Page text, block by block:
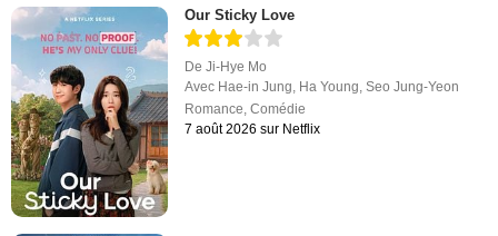
Our Sticky Love
DeJi-Hye Mo
Avec Hae-in Jung, Ha Young,Seo Jung-Yeon
Romance,Comédie
7 août 2026 sur Netflix